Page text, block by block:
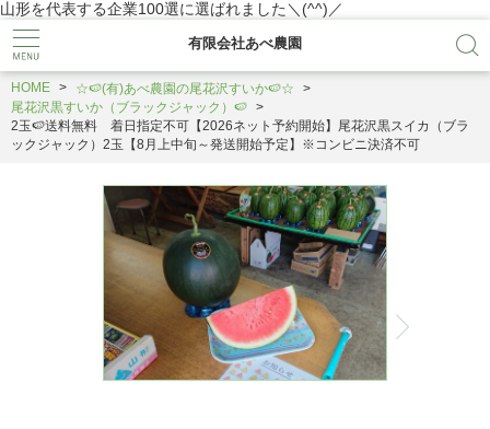
山形を代表する企業100選に選ばれました＼(^^)／
有限会社あべ農園
HOME
☆🍉(有)あべ農園の尾花沢すいか🍉☆
尾花沢黒すいか（ブラックジャック）🍉
2玉🍉送料無料 着日指定不可【2026ネット予約開始】尾花沢黒スイカ（ブラ
ックジャック）2玉【8月上中旬～発送開始予定】※コンビニ決済不可